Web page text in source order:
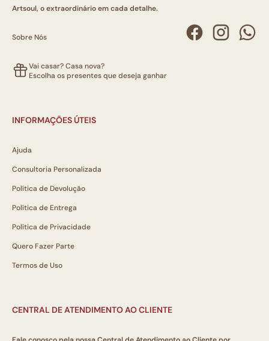
Artsoul, o extraordinário em cada detalhe.
Sobre Nós
Vai casar? Casa nova?
Escolha os presentes que deseja ganhar
INFORMAÇÕES ÚTEIS
Ajuda
Consultoria Personalizada
Política de Devolução
Política de Entrega
Política de Privacidade
Quero Fazer Parte
Termos de Uso
CENTRAL DE ATENDIMENTO AO CLIENTE